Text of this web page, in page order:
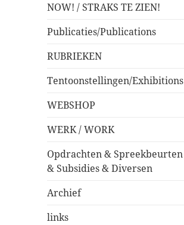
NOW! / STRAKS TE ZIEN!
Publicaties/Publications
RUBRIEKEN
Tentoonstellingen/Exhibitions
WEBSHOP
WERK / WORK
Opdrachten & Spreekbeurten
& Subsidies & Diversen
Archief
links